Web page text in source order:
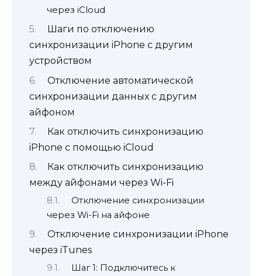
через iCloud
Шаги по отключению
синхронизации iPhone с другим
устройством
Отключение автоматической
синхронизации данных с другим
айфоном
Как отключить синхронизацию
iPhone с помощью iCloud
Как отключить синхронизацию
между айфонами через Wi-Fi
Отключение синхронизации
через Wi-Fi на айфоне
Отключение синхронизации iPhone
через iTunes
Шаг 1: Подключитесь к